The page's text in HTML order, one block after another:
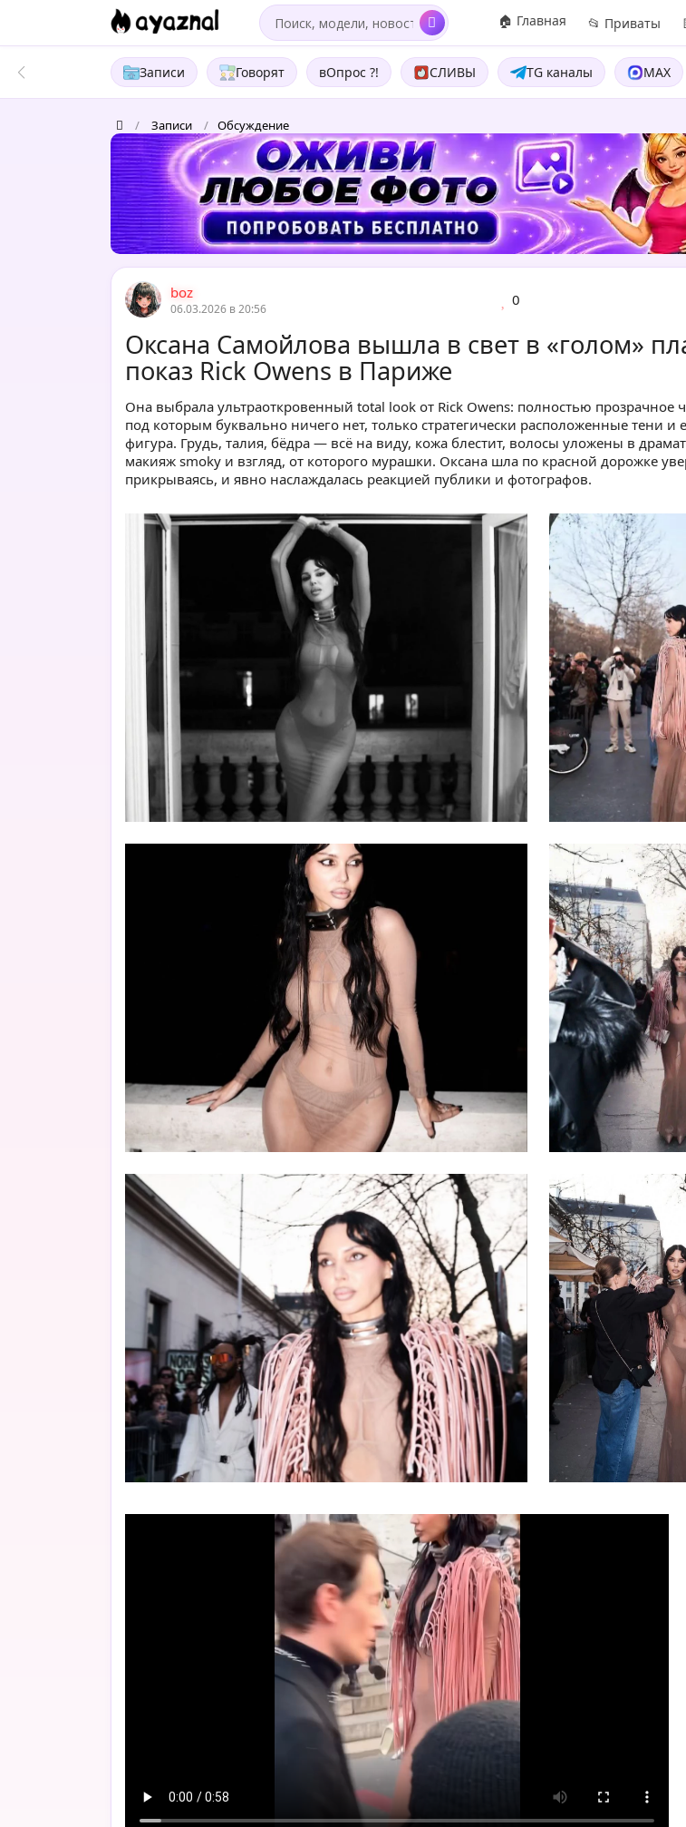
🏠 Главная 📂 Приваты
Записи Говорят вОпрос ?! СЛИВЫ TG каналы MAX
/ Записи / Обсуждение
boz
06.03.2026 в 20:56 0
Оксана Самойлова вышла в свет в «голом»
показ Rick Owens в Париже
Она выбрала ультраоткровенный total look от Rick Owens: полностью прозрачное
под которым буквально ничего нет, только стратегически расположенные тени и
фигура. Грудь, талия, бёдра — всё на виду, кожа блестит, волосы уложены в
макияж smoky и взгляд, от которого мурашки. Оксана шла по красной дорожке
прикрываясь, и явно наслаждалась реакцией публики и фотографов.